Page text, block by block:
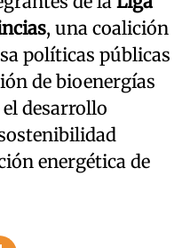
, una coalición
políticas públicas
de bioenergías
desarrollo
energética de